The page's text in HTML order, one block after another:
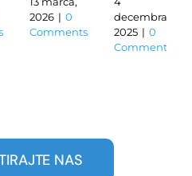
linije
za
pametno
rešitev
Turck
2026 | 0
Comments
zraka
Turck
z IO-
decembra,
2025 | 0
Comments
NAS